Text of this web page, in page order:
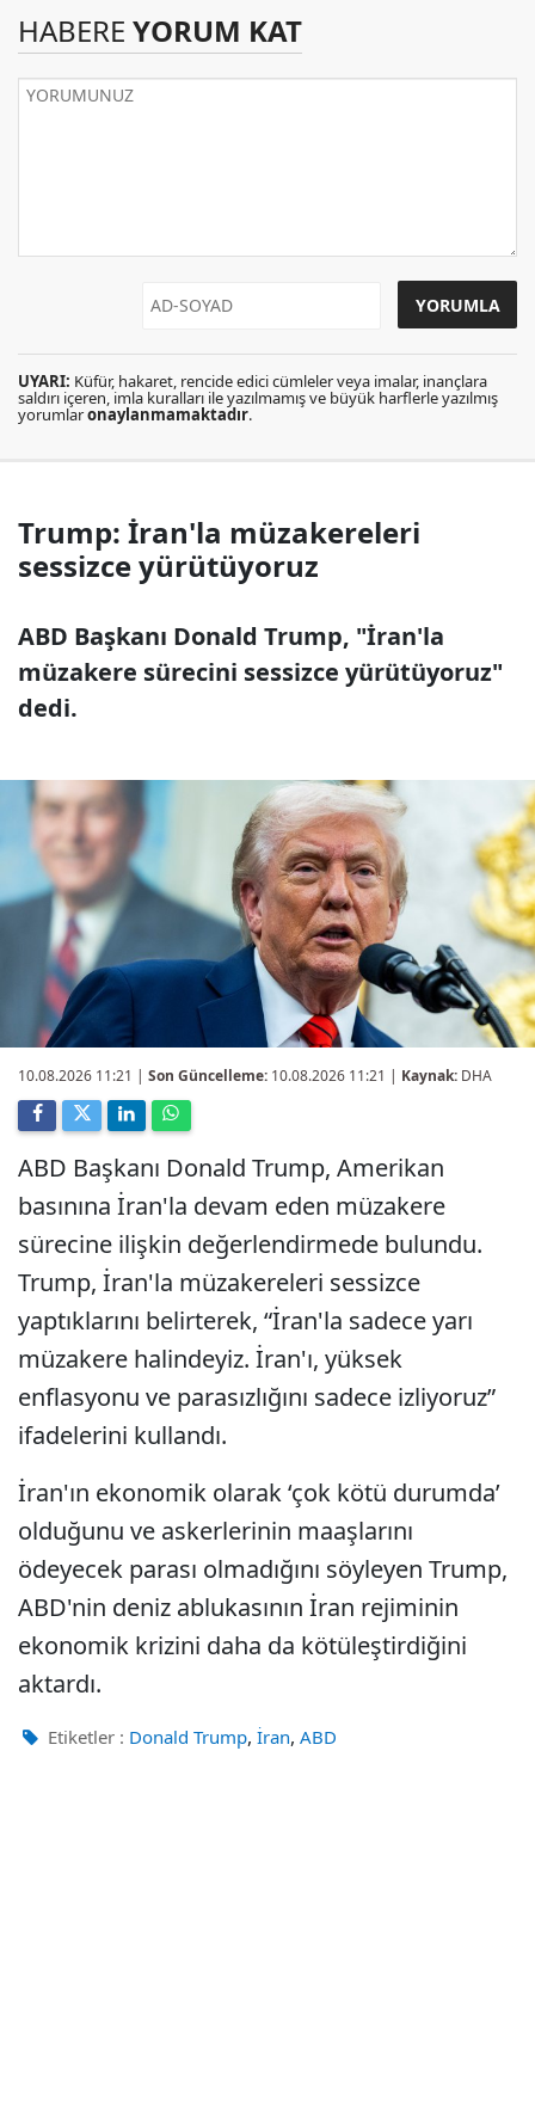
HABERE YORUM KAT
UYARI: Küfür, hakaret, rencide edici cümleler veya imalar, inançlara
saldırı içeren, imla kuralları ile yazılmamış ve büyük harflerle yazılmış
yorumlaronaylanmamaktadır.
Trump: İran'la müzakereleri
sessizce yürütüyoruz
ABD Başkanı Donald Trump, "İran'la
müzakere sürecini sessizce yürütüyoruz"
dedi.
10.08.2026 11:21 | Son Güncelleme: 10.08.2026 11:21 | Kaynak: DHA
ABD Başkanı Donald Trump, Amerikan
basınına İran'la devam eden müzakere
sürecine ilişkin değerlendirmede bulundu.
Trump, İran'la müzakereleri sessizce
yaptıklarını belirterek, “İran'la sadece yarı
müzakere halindeyiz. İran'ı, yüksek
enflasyonu ve parasızlığını sadece izliyoruz”
ifadelerini kullandı.
İran'ın ekonomik olarak ‘çok kötü durumda’
olduğunu ve askerlerinin maaşlarını
ödeyecek parası olmadığını söyleyen Trump,
ABD'nin deniz ablukasının İran rejiminin
ekonomik krizini daha da kötüleştirdiğini
aktardı.
Etiketler : Donald Trump, İran, ABD